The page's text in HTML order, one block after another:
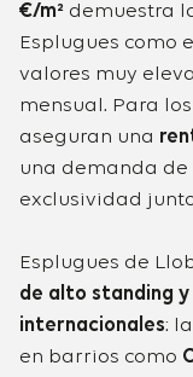
€/m² demuestra
Esplugues como
valores muy
mensual. Para
aseguran una
una demanda
exclusividad
Esplugues de
de alto standing y
internacionales:
en barrios como